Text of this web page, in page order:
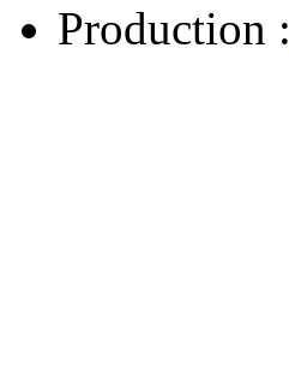
Production :